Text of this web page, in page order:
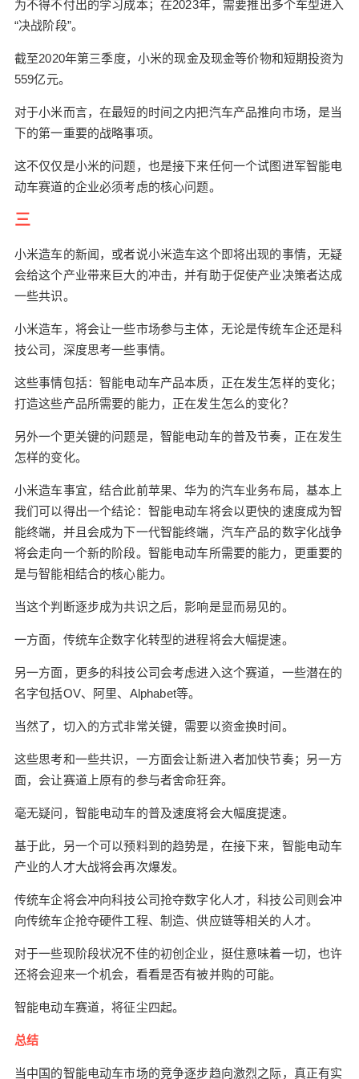
为不得不付出的学习成本；在2023年，需要推出多个车型进入
“决战阶段”。
截至2020年第三季度，小米的现金及现金等价物和短期投资为
559亿元。
对于小米而言，在最短的时间之内把汽车产品推向市场，是当
下的第一重要的战略事项。
这不仅仅是小米的问题，也是接下来任何一个试图进军智能电
动车赛道的企业必须考虑的核心问题。
三
小米造车的新闻，或者说小米造车这个即将出现的事情，无疑
会给这个产业带来巨大的冲击，并有助于促使产业决策者达成
一些共识。
小米造车，将会让一些市场参与主体，无论是传统车企还是科
技公司，深度思考一些事情。
这些事情包括：智能电动车产品本质，正在发生怎样的变化；
打造这些产品所需要的能力，正在发生怎么的变化？
另外一个更关键的问题是，智能电动车的普及节奏，正在发生
怎样的变化。
小米造车事宜，结合此前苹果、华为的汽车业务布局，基本上
我们可以得出一个结论：智能电动车将会以更快的速度成为智
能终端，并且会成为下一代智能终端，汽车产品的数字化战争
将会走向一个新的阶段。智能电动车所需要的能力，更重要的
是与智能相结合的核心能力。
当这个判断逐步成为共识之后，影响是显而易见的。
一方面，传统车企数字化转型的进程将会大幅提速。
另一方面，更多的科技公司会考虑进入这个赛道，一些潜在的
名字包括OV、阿里、Alphabet等。
当然了，切入的方式非常关键，需要以资金换时间。
这些思考和一些共识，一方面会让新进入者加快节奏；另一方
面，会让赛道上原有的参与者舍命狂奔。
毫无疑问，智能电动车的普及速度将会大幅度提速。
基于此，另一个可以预料到的趋势是，在接下来，智能电动车
产业的人才大战将会再次爆发。
传统车企将会冲向科技公司抢夺数字化人才，科技公司则会冲
向传统车企抢夺硬件工程、制造、供应链等相关的人才。
对于一些现阶段状况不佳的初创企业，挺住意味着一切，也许
还将会迎来一个机会，看看是否有被并购的可能。
智能电动车赛道，将征尘四起。
总结
当中国的智能电动车市场的竞争逐步趋向激烈之际，真正有实